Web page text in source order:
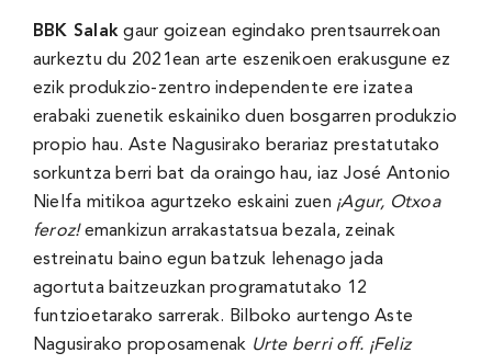
BBK Salak gaur goizean egindako prentsaurrekoan
aurkeztu du 2021ean arte eszenikoen erakusgune ez
ezik produkzio-zentro independente ere izatea
erabaki zuenetik eskainiko duen bosgarren produkzio
propio hau. Aste Nagusirako berariaz prestatutako
sorkuntza berri bat da oraingo hau, iaz José Antonio
Nielfa mitikoa agurtzeko eskaini zuen ¡Agur, Otxoa
feroz!emankizun arrakastatsua bezala, zeinak
estreinatu baino egun batzuk lehenago jada
agortuta baitzeuzkan programatutako 12
funtzioetarako sarrerak. Bilboko aurtengo Aste
Nagusirako proposamenak Urte berri off. ¡Feliz